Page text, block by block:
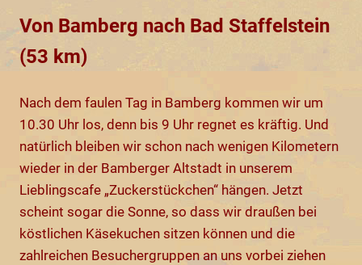
Von Bamberg nach Bad Staffelstein
(53 km)
Nach dem faulen Tag in Bamberg kommen wir um
10.30 Uhr los, denn bis 9 Uhr regnet es kräftig. Und
natürlich bleiben wir schon nach wenigen Kilometern
wieder in der Bamberger Altstadt in unserem
Lieblingscafe „Zuckerstückchen“ hängen. Jetzt
scheint sogar die Sonne, so dass wir draußen bei
köstlichen Käsekuchen sitzen können und die
zahlreichen Besuchergruppen an uns vorbei ziehen